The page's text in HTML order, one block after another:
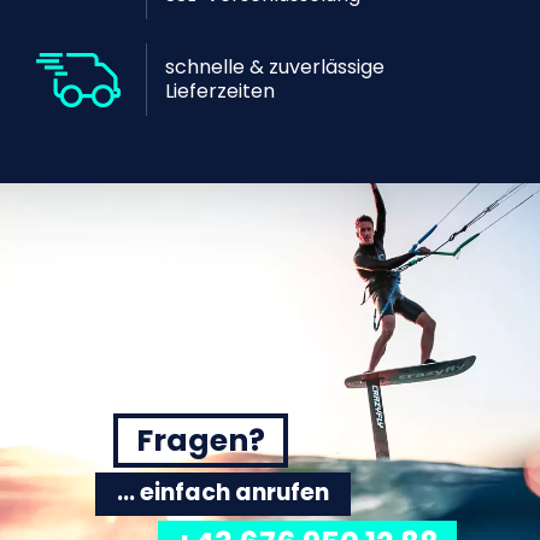
schnelle & zuverlässige
Lieferzeiten
Fragen?
... einfach anrufen